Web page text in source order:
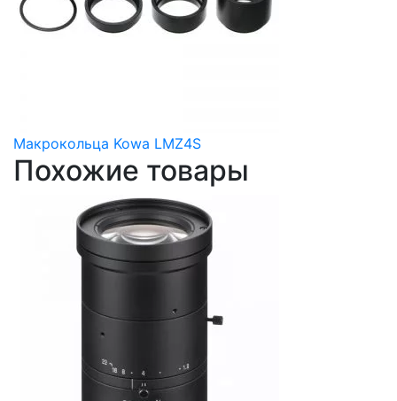
Макрокольца Kowa LMZ4S
Похожие товары